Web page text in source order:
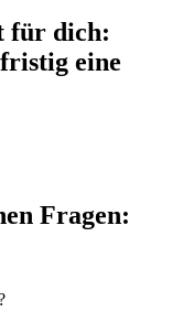
für dich:
eine
Fragen: